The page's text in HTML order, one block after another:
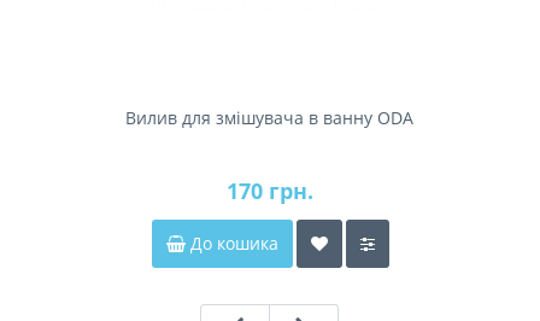
Вилив для змішувача в ванну ODA
170 грн.
До кошика